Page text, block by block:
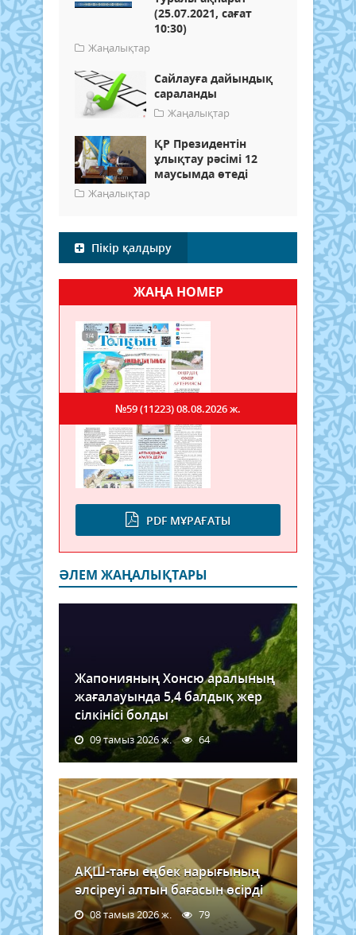
(25.07.2021, сағат
10:30)
Жаңалықтар
Сайлауға дайындық
сараланды
Жаңалықтар
ҚР Президентін
ұлықтау рәсімі 12
маусымда өтеді
Жаңалықтар
Пікір қалдыру
ЖАҢА НОМЕР
PDF МҰРАҒАТЫ
№59 (11223)08.08.2026 ж.
ӘЛЕМ ЖАҢАЛЫҚТАРЫ
Жапонияның Хонсю аралының
жағалауында 5,4 балдық жер
сілкінісі болды
09 тамыз 2026 ж. 64
АҚШ-тағы еңбек нарығының
әлсіреуі алтын бағасын өсірді
08 тамыз 2026 ж. 79